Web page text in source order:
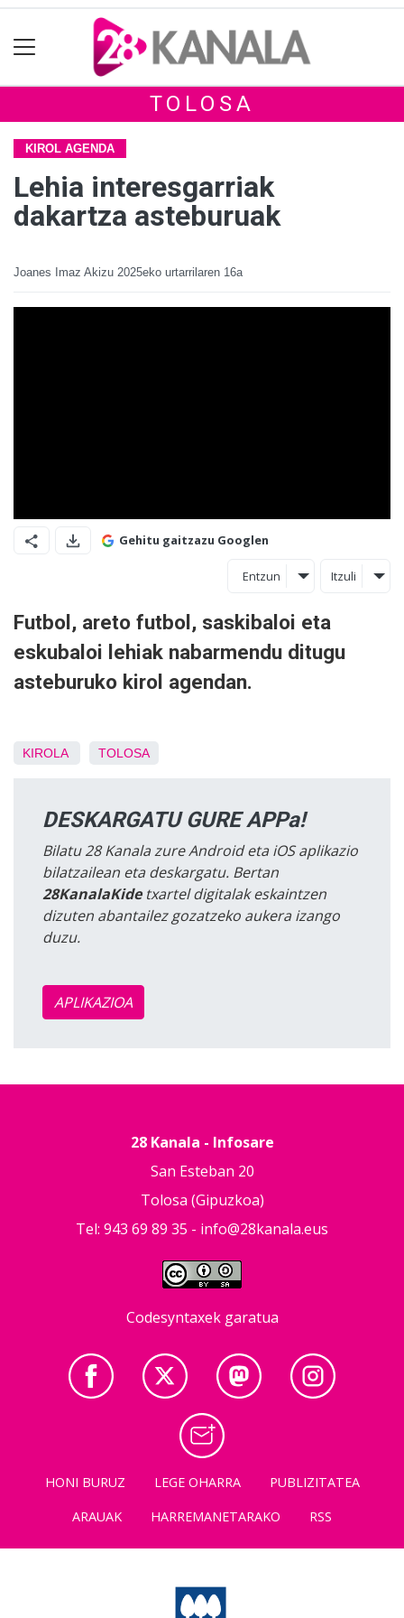
TOLOSA
KIROL AGENDA
Lehia interesgarriak
dakartza asteburuak
Joanes Imaz Akizu 2025eko urtarrilaren 16a
Gehitu gaitzazu Googlen
Entzun Itzuli
Futbol, areto futbol, saskibaloi eta
eskubaloi lehiak nabarmendu ditugu
asteburuko kirol agendan.
KIROLA TOLOSA
DESKARGATU GURE APPa!
Bilatu 28 Kanala zure Android eta iOS aplikazio
bilatzailean eta deskargatu. Bertan
28KanalaKidetxartel digitalak eskaintzen
dizuten abantailez gozatzeko aukera izango
duzu.
APLIKAZIOA
28 Kanala - Infosare
San Esteban 20
Tolosa (Gipuzkoa)
Tel: 943 69 89 35 - info@28kanala.eus
Codesyntaxek garatua
HONI BURUZ LEGE OHARRA
PUBLIZITATEA
ARAUAK
HARREMANETARAKO RSS